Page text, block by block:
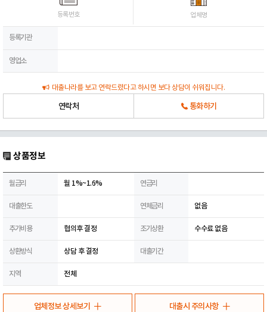
등록번호 업체명
등록기관
영업소
대출나라를 보고 연락드렸다고 하시면 보다 상담이 쉬워집니다.
연락처 통화하기
상품정보
월금리 월 1%~1.6% 연금리
대출한도 연체금리 없음
추가비용 협의후 결정 조기상환 수수료 없음
상환방식 상담 후 결정 대출기간
지역 전체
업체정보 상세보기 대출시 주의사항